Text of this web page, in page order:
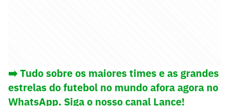
➡️ Tudo sobre os maiores times e as grandes
estrelas do futebol no mundo afora agora no
WhatsApp. Siga o nosso canal Lance!